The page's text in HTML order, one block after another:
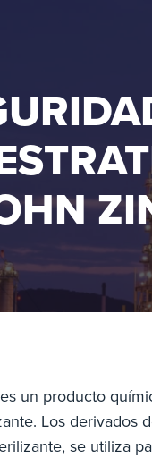
un producto
Los derivados
se utiliza